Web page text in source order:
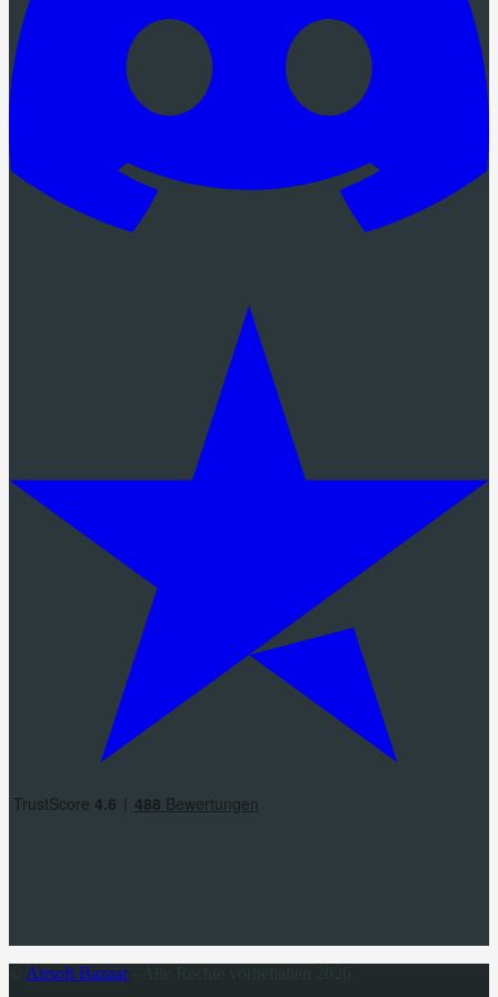
Airsoft Bazaar- Alle Rechte vorbehalten 2026